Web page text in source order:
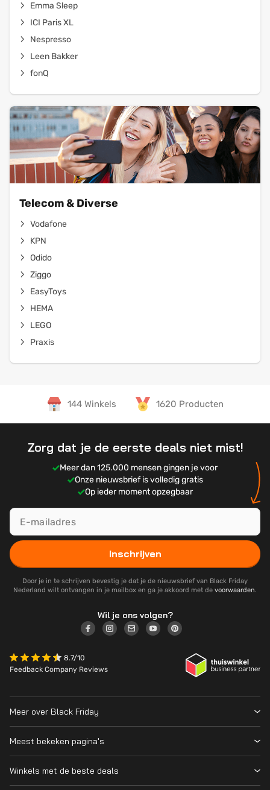
Emma Sleep
ICI Paris XL
Nespresso
Leen Bakker
fonQ
Telecom & Diverse
Vodafone
KPN
Odido
Ziggo
EasyToys
HEMA
LEGO
Praxis
144 Winkels 1620 Producten
Zorg dat je de eerste deals niet mist!
Meer dan 125.000 mensen gingen je voor
Onze nieuwsbrief is volledig gratis
Op ieder moment opzegbaar
Inschrijven
Door je in te schrijven bevestig je dat je de nieuwsbrief van Black Friday
Nederland wilt ontvangen in je mailbox en ga je akkoord met de voorwaarden.
Wil je ons volgen?
8.7/10
Feedback Company Reviews
Meer over Black Friday
Wanneer is Black Friday?
Cyber Monday 2026
Over ons
Meest bekeken pagina's
Winkels met de beste deals